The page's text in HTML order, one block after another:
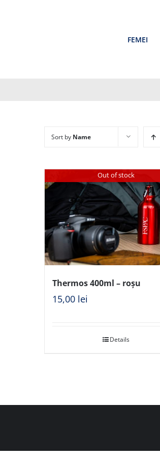
FEMEI
Sort by Name
Out of stock
Thermos 400ml – roșu
15,00 lei
Details